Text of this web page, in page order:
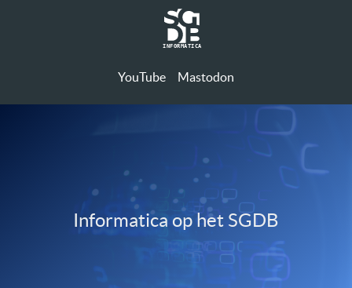
I N FOR MATICA
YouTube Mastodon
Informatica op het SGDB